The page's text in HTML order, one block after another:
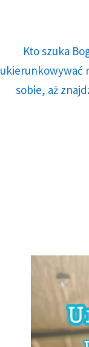
Kto szuka
ukierunkowywać
sobie, aż